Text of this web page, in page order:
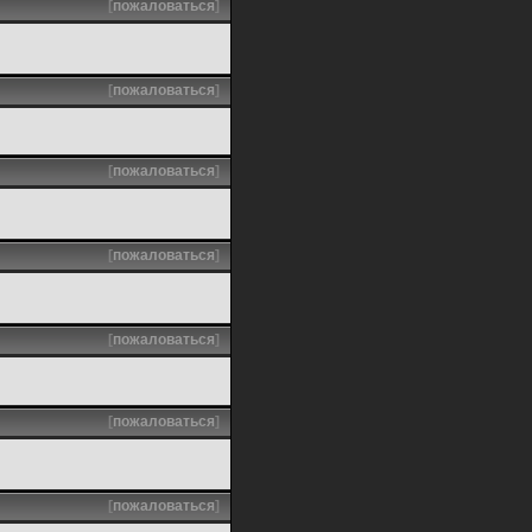
[пожаловаться]
[пожаловаться]
[пожаловаться]
[пожаловаться]
[пожаловаться]
[пожаловаться]
[пожаловаться]